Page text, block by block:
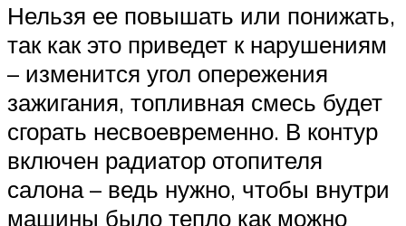
Нельзя ее повышать или понижать,
так как это приведет к нарушениям
– изменится угол опережения
зажигания, топливная смесь будет
сгорать несвоевременно. В контур
включен радиатор отопителя
салона – ведь нужно, чтобы внутри
машины было тепло как можно